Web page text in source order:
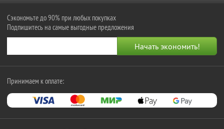
Сэкономьте до 90% при любых покупках
Подпишитесь на самые выгодные предложения
Принимаем к оплате: